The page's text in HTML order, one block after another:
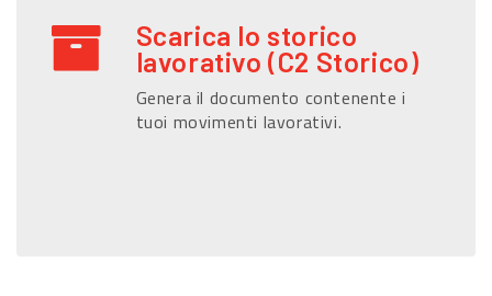
Scarica lo storico
lavorativo (C2 Storico)
Genera il documento contenente i
tuoi movimenti lavorativi.